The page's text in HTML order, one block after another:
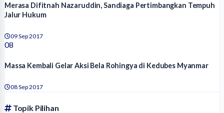
Merasa Difitnah Nazaruddin, Sandiaga Pertimbangkan Tempuh
Jalur Hukum
09 Sep 2017
08
Massa Kembali Gelar Aksi Bela Rohingya di Kedubes Myanmar
08 Sep 2017
Topik Pilihan